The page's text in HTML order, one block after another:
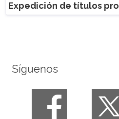
Expedición de títulos
Síguenos